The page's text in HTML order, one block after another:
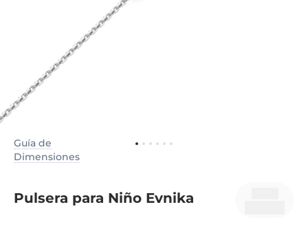
Guía de
Dimensiones
Pulsera para Niño Evnika